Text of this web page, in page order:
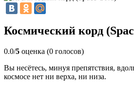
Космический корд
0.0/5 оценка (0 голосов)
Вы несётесь, минуя препятствия,
космосе нет ни верха, ни низа.